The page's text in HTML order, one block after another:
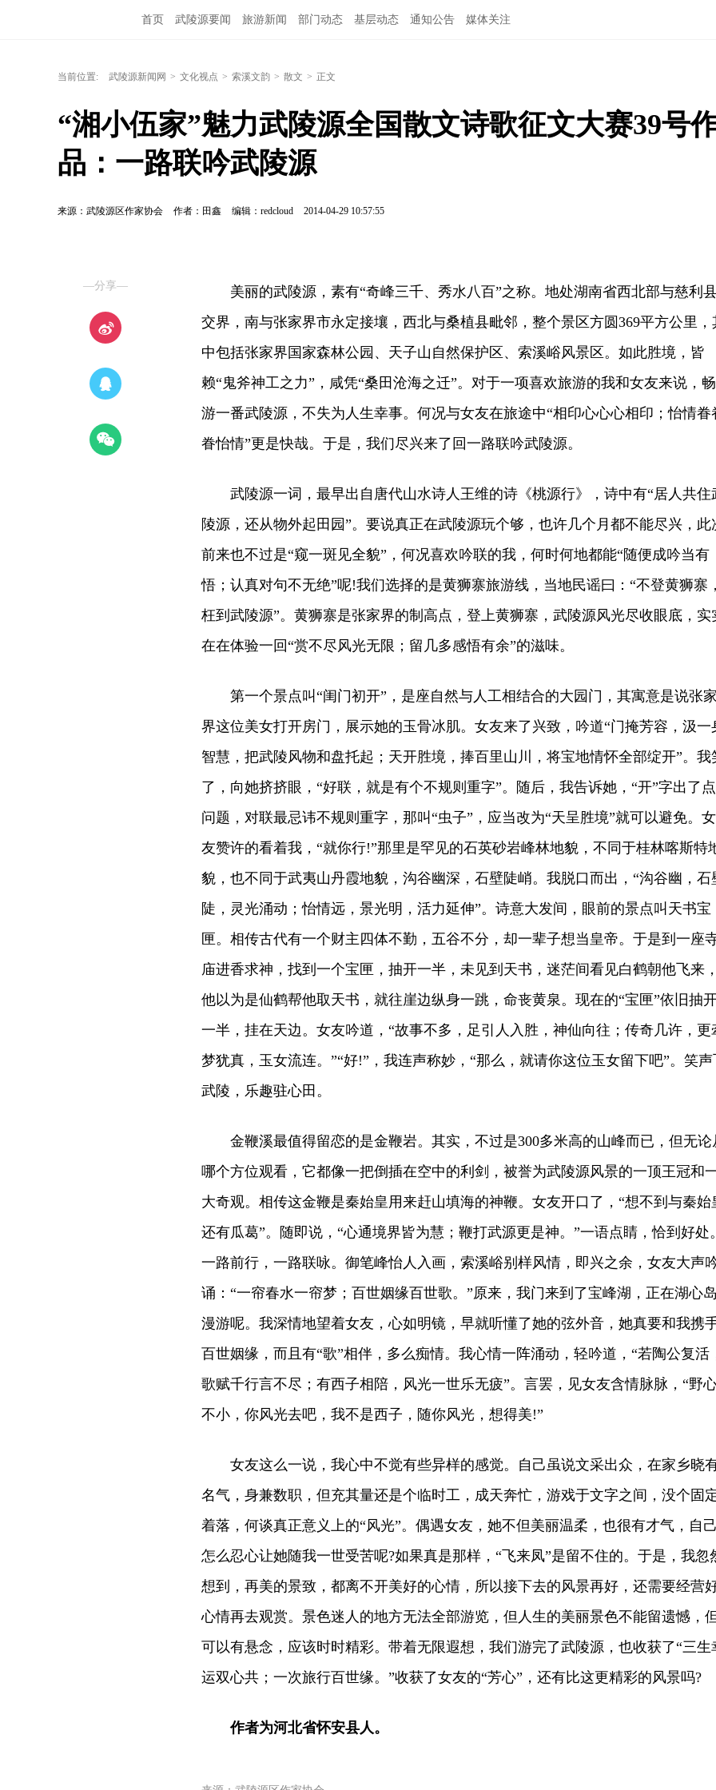
首页 武陵源要闻 旅游新闻 部门动态 基层动态 通知公告 媒体关注
当前位置: 武陵源新闻网 > 文化视点 > 索溪文韵 > 散文 > 正文
“湘小伍家”魅力武陵源全国散文诗歌征文大赛39号
品：一路联吟武陵源
来源：武陵源区作家协会 作者：田鑫 编辑：redcloud 2014-04-29 10:57:55
—分享—
美丽的武陵源，素有“奇峰三千、秀水八百”之称。地处湖南省西北部与慈利
交界，南与张家界市永定接壤，西北与桑植县毗邻，整个景区方圆369平方公里，
中包括张家界国家森林公园、天子山自然保护区、索溪峪风景区。如此胜境，皆
赖“鬼斧神工之力”，咸凭“桑田沧海之迁”。对于一项喜欢旅游的我和女友来说，畅
游一番武陵源，不失为人生幸事。何况与女友在旅途中“相印心心心相印；怡情眷
眷怡情”更是快哉。于是，我们尽兴来了回一路联吟武陵源。
武陵源一词，最早出自唐代山水诗人王维的诗《桃源行》，诗中有“居人共住
陵源，还从物外起田园”。要说真正在武陵源玩个够，也许几个月都不能尽兴，此
前来也不过是“窥一斑见全貌”，何况喜欢吟联的我，何时何地都能“随便成吟当有
悟；认真对句不无绝”呢!我们选择的是黄狮寨旅游线，当地民谣曰：“不登黄狮寨，
枉到武陵源”。黄狮寨是张家界的制高点，登上黄狮寨，武陵源风光尽收眼底，实
在在体验一回“赏不尽风光无限；留几多感悟有余”的滋味。
第一个景点叫“闺门初开”，是座自然与人工相结合的大园门，其寓意是说张家
界这位美女打开房门，展示她的玉骨冰肌。女友来了兴致，吟道“门掩芳容，汲一
智慧，把武陵风物和盘托起；天开胜境，捧百里山川，将宝地情怀全部绽开”。我
了，向她挤挤眼，“好联，就是有个不规则重字”。随后，我告诉她，“开”字出了点
问题，对联最忌讳不规则重字，那叫“虫子”，应当改为“天呈胜境”就可以避免。女
友赞许的看着我，“就你行!”那里是罕见的石英砂岩峰林地貌，不同于桂林喀斯特
貌，也不同于武夷山丹霞地貌，沟谷幽深，石壁陡峭。我脱口而出，“沟谷幽，石
陡，灵光涌动；怡情远，景光明，活力延伸”。诗意大发间，眼前的景点叫天书宝
匣。相传古代有一个财主四体不勤，五谷不分，却一辈子想当皇帝。于是到一座
庙进香求神，找到一个宝匣，抽开一半，未见到天书，迷茫间看见白鹤朝他飞来，
他以为是仙鹤帮他取天书，就往崖边纵身一跳，命丧黄泉。现在的“宝匣”依旧抽
一半，挂在天边。女友吟道，“故事不多，足引人入胜，神仙向往；传奇几许，更
梦犹真，玉女流连。”“好!”，我连声称妙，“那么，就请你这位玉女留下吧”。笑声
武陵，乐趣驻心田。
金鞭溪最值得留恋的是金鞭岩。其实，不过是300多米高的山峰而已，但无论
哪个方位观看，它都像一把倒插在空中的利剑，被誉为武陵源风景的一顶王冠和
大奇观。相传这金鞭是秦始皇用来赶山填海的神鞭。女友开口了，“想不到与秦始
还有瓜葛”。随即说，“心通境界皆为慧；鞭打武源更是神。”一语点睛，恰到好处。
一路前行，一路联咏。御笔峰怡人入画，索溪峪别样风情，即兴之余，女友大声
诵：“一帘春水一帘梦；百世姻缘百世歌。”原来，我门来到了宝峰湖，正在湖心岛
漫游呢。我深情地望着女友，心如明镜，早就听懂了她的弦外音，她真要和我携
百世姻缘，而且有“歌”相伴，多么痴情。我心情一阵涌动，轻吟道，“若陶公复活
歌赋千行言不尽；有西子相陪，风光一世乐无疲”。言罢，见女友含情脉脉，“野
不小，你风光去吧，我不是西子，随你风光，想得美!”
女友这么一说，我心中不觉有些异样的感觉。自己虽说文采出众，在家乡晓
名气，身兼数职，但充其量还是个临时工，成天奔忙，游戏于文字之间，没个固
着落，何谈真正意义上的“风光”。偶遇女友，她不但美丽温柔，也很有才气，自己
怎么忍心让她随我一世受苦呢?如果真是那样，“飞来凤”是留不住的。于是，我忽
想到，再美的景致，都离不开美好的心情，所以接下去的风景再好，还需要经营
心情再去观赏。景色迷人的地方无法全部游览，但人生的美丽景色不能留遗憾，
可以有悬念，应该时时精彩。带着无限遐想，我们游完了武陵源，也收获了“三生
运双心共；一次旅行百世缘。”收获了女友的“芳心”，还有比这更精彩的风景吗?
作者为河北省怀安县人。